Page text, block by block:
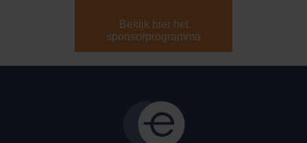
Bekijk hier het
sponsorprogramma